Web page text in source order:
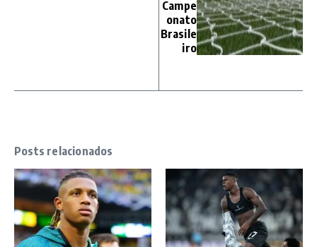
Campe
onato
Brasile
iro
Posts relacionados